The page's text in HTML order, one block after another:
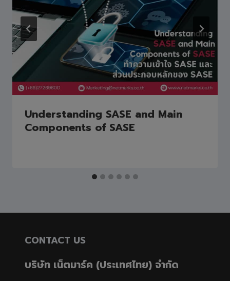
Understanding SASE and Main
Components of SASE
CONTACT US
บริษัท เน็ตมาร์ค (ประเทศไทย) จำกัด